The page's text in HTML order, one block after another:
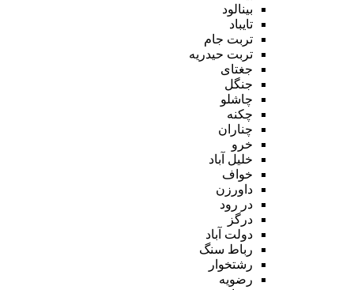
بینالود
تایباد
تربت جام
تربت حیدریه
جغتای
جنگل
چاشلو
چکنه
چناران
خرو
خلیل آباد
خواف
داورزن
در رود
درگز
دولت آباد
رباط سنگ
رشتخوار
رضویه